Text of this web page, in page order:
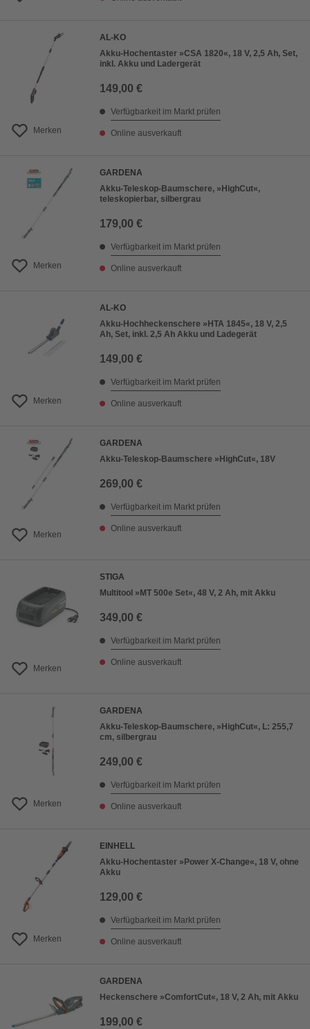
Merken
AL-KO
Akku-Hochentaster »CSA 1820«, 18 V, 2,5 Ah, Set,
inkl. Akku und Ladergerät
149,00 €
Verfügbarkeit im Markt prüfen
Online ausverkauft
Merken
GARDENA
Akku-Teleskop-Baumschere, »HighCut«,
teleskopierbar, silbergrau
179,00 €
Verfügbarkeit im Markt prüfen
Online ausverkauft
Merken
AL-KO
Akku-Hochheckenschere »HTA 1845«, 18 V, 2,5
Ah, Set, inkl. 2,5 Ah Akku und Ladegerät
149,00 €
Verfügbarkeit im Markt prüfen
Online ausverkauft
Merken
GARDENA
Akku-Teleskop-Baumschere »HighCut«, 18V
269,00 €
Verfügbarkeit im Markt prüfen
Online ausverkauft
Merken
STIGA
Multitool »MT 500e Set«, 48 V, 2 Ah, mit Akku
349,00 €
Verfügbarkeit im Markt prüfen
Online ausverkauft
Merken
GARDENA
Akku-Teleskop-Baumschere, »HighCut«, L: 255,7
cm, silbergrau
249,00 €
Verfügbarkeit im Markt prüfen
Online ausverkauft
Merken
EINHELL
Akku-Hochentaster »Power X-Change«, 18 V, ohne
Akku
129,00 €
Verfügbarkeit im Markt prüfen
Online ausverkauft
GARDENA
Heckenschere »ComfortCut«, 18 V, 2 Ah, mit Akku
199,00 €